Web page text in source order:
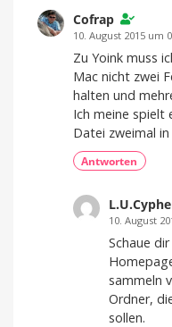
Cofrap
10. August 2015 um
Zu Yoink muss
Mac nicht zwei
halten und
Ich meine spielt
Datei zweimal
Antworten
10. August
Schaue
sammeln
Ordner,
sollen.